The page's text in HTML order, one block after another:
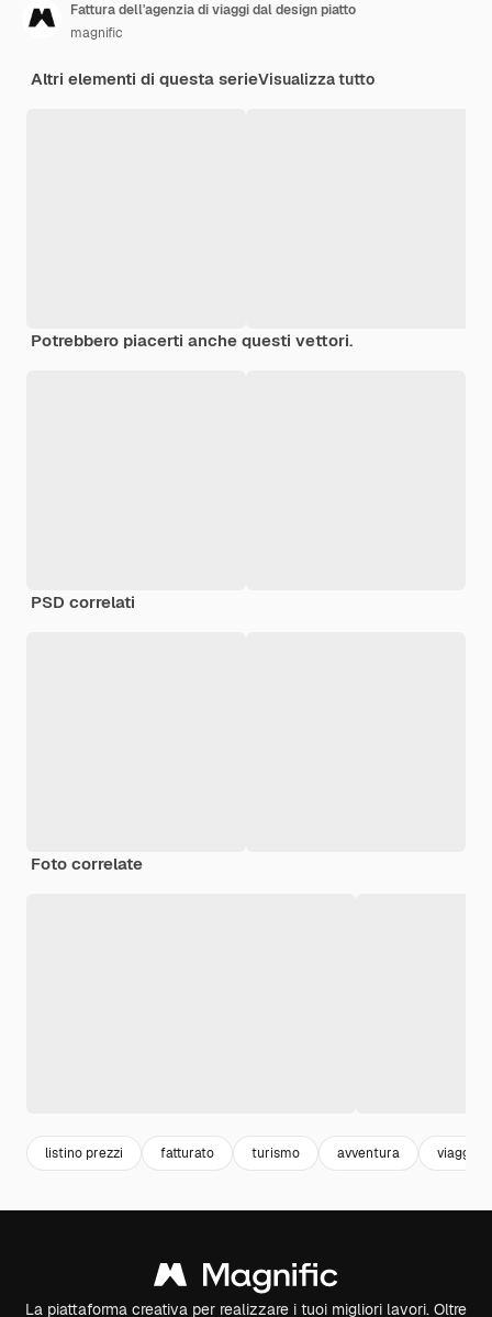
Fattura dell'agenzia di viaggi dal design piatto
magnific
Altri elementi di questa serieVisualizza tutto
Potrebbero piacerti anche questi vettori.
PSD correlati
Foto correlate
listino prezzi fatturato turismo avventura viaggio
La piattaforma creativa per realizzare i tuoi migliori lavori. Oltre